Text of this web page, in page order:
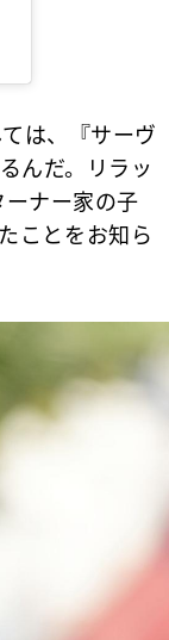
は、『サーヴ
んだ。リラッ
ナー家の子
ことをお知ら